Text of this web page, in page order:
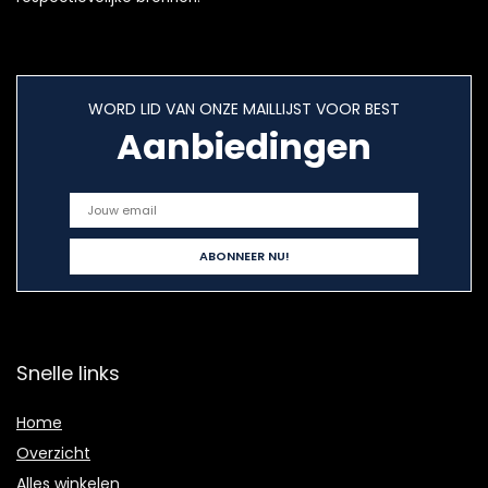
WORD LID VAN ONZE MAILLIJST VOOR BEST
Aanbiedingen
Snelle links
Home
Overzicht